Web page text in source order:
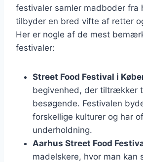
festivaler samler madboder fra
tilbyder en bred vifte af retter
Her er nogle af de mest
festivaler:
Street Food Festival i
begivenhed, der tiltrækker
besøgende. Festivalen
forskellige kulturer og har
underholdning.
Aarhus Street Food
madelskere, hvor man kan